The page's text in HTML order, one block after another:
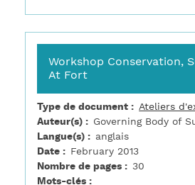
Workshop Conservation,
At Fort
Type de document
Ateliers
Auteur(s)
Governing Body of
Langue(s)
anglais
Date
February 2013
Nombre de pages
30
Mots-clés